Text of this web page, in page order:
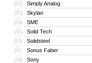
282 Simply Analog
283 Skylan
284 SME
285 Solid Tech
286 Solidsteel
287 Sonus Faber
288 Sony